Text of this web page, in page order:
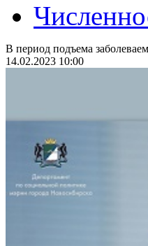
В период подъема
14.02.2023 10:00